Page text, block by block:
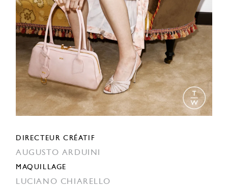
DIRECTEUR CRÉATIF
AUGUSTO ARDUINI
MAQUILLAGE
LUCIANO CHIARELLO